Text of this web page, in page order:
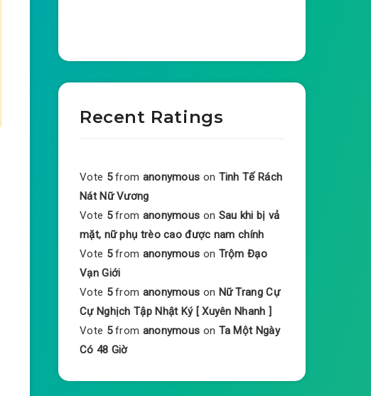
Recent Ratings
Vote 5 from anonymous on Tinh Tế Rách
Nát Nữ Vương
Vote 5 from anonymous on Sau khi bị vả
mặt, nữ phụ trèo cao được nam chính
Vote 5 from anonymous on Trộm Đạo
Vạn Giới
Vote 5 from anonymous on Nữ Trang Cự
Cự Nghịch Tập Nhật Ký [ Xuyên Nhanh ]
Vote 5 from anonymous on Ta Một Ngày
Có 48 Giờ